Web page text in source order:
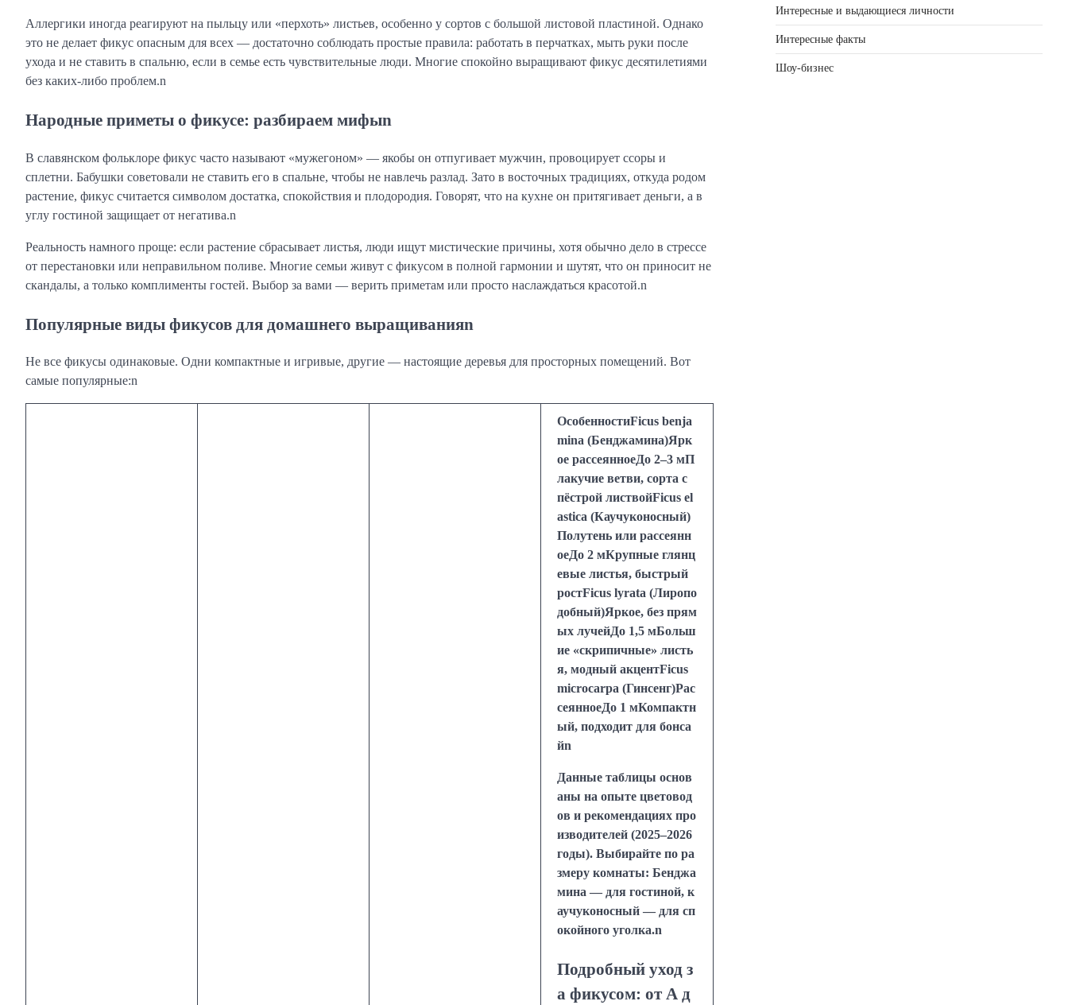
Аллергики иногда реагируют на пыльцу или «перхоть» листьев, особенно у сортов с большой листовой пластиной. Однако
это не делает фикус опасным для всех — достаточно соблюдать простые правила: работать в перчатках, мыть руки после
ухода и не ставить в спальню, если в семье есть чувствительные люди. Многие спокойно выращивают фикус десятилетиями
без каких-либо проблем.n
Народные приметы о фикусе: разбираем мифыn
В славянском фольклоре фикус часто называют «мужегоном» — якобы он отпугивает мужчин, провоцирует ссоры и
сплетни. Бабушки советовали не ставить его в спальне, чтобы не навлечь разлад. Зато в восточных традициях, откуда родом
растение, фикус считается символом достатка, спокойствия и плодородия. Говорят, что на кухне он притягивает деньги, а в
углу гостиной защищает от негатива.n
Реальность намного проще: если растение сбрасывает листья, люди ищут мистические причины, хотя обычно дело в стрессе
от перестановки или неправильном поливе. Многие семьи живут с фикусом в полной гармонии и шутят, что он приносит не
скандалы, а только комплименты гостей. Выбор за вами — верить приметам или просто наслаждаться красотой.n
Популярные виды фикусов для домашнего выращиванияn
Не все фикусы одинаковые. Одни компактные и игривые, другие — настоящие деревья для просторных помещений. Вот
самые популярные:n
ОсобенностиFicus benja
mina (Бенджамина)Ярк
ое рассеянноеДо 2–3 мП
лакучие ветви, сорта с
пёстрой листвойFicus el
astica (Каучуконосный)
Полутень или рассеянн
оеДо 2 мКрупные глянц
евые листья, быстрый
ростFicus lyrata (Лиропо
добный)Яркое, без прям
ых лучейДо 1,5 мБольш
ие «скрипичные» листь
я, модный акцентFicus
microcarpa (Гинсенг)Рас
сеянноеДо 1 мКомпактн
ый, подходит для бонса
йn
Данные таблицы основ
аны на опыте цветовод
ов и рекомендациях про
изводителей (2025–2026
годы). Выбирайте по ра
змеру комнаты: Бенджа
мина — для гостиной, к
аучуконосный — для сп
окойного уголка.n
Подробный уход з
а фикусом: от А д
Интересные и выдающиеся личности
Интересные факты
Шоу-бизнес